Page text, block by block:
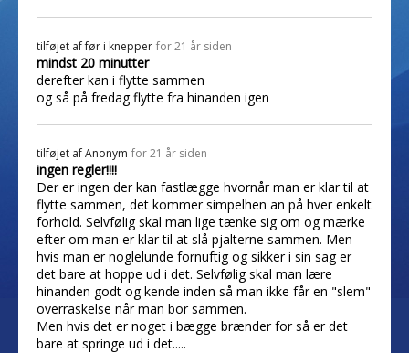
tilføjet affør i knepper for 21 år siden
mindst 20 minutter
derefter kan i flytte sammen
og så på fredag flytte fra hinanden igen
tilføjet afAnonym for 21 år siden
ingen regler!!!!
Der er ingen der kan fastlægge hvornår man er klar til at
flytte sammen, det kommer simpelhen an på hver enkelt
forhold. Selvfølig skal man lige tænke sig om og mærke
efter om man er klar til at slå pjalterne sammen. Men
hvis man er noglelunde fornuftig og sikker i sin sag er
det bare at hoppe ud i det. Selvfølig skal man lære
hinanden godt og kende inden så man ikke får en "slem"
overraskelse når man bor sammen.
Men hvis det er noget i bægge brænder for så er det
bare at springe ud i det.....